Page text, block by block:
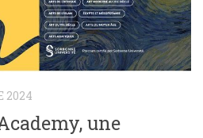
2024
une